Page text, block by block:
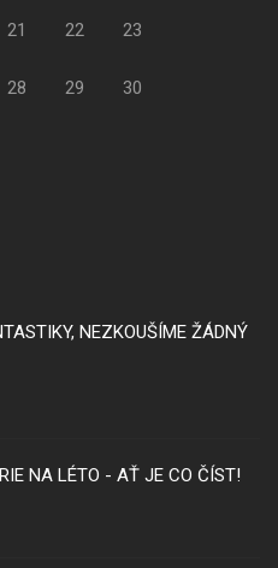
21 22 23
28 29 30
NEZKOUŠÍME ŽÁDNÝ
NA LÉTO - AŤ JE CO ČÍST!